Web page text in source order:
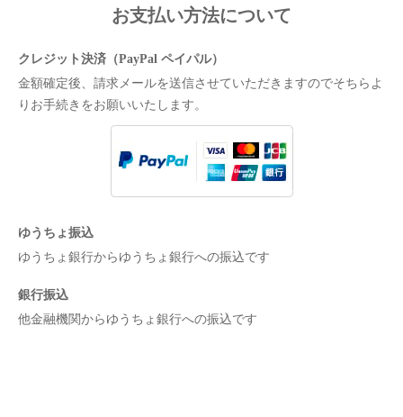
お支払い方法について
クレジット決済（PayPal ペイパル）
金額確定後、請求メールを送信させていただきますのでそちらよ
りお手続きをお願いいたします。
ゆうちょ振込
ゆうちょ銀行からゆうちょ銀行への振込です
銀行振込
他金融機関からゆうちょ銀行への振込です